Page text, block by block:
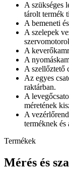
A szükséges
tárolt termék
A bemeneti
A szelepek
A
A
A szellőztető
Az egyes
raktárban.
A
méretének
A
terméknek és
Termékek
Mérés és